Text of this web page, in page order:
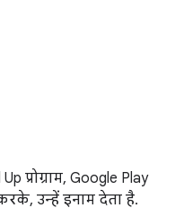
प्रोग्राम, Google Play
उन्हें इनाम देता है.